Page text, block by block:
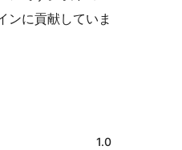
ンに貢献していま
1.0